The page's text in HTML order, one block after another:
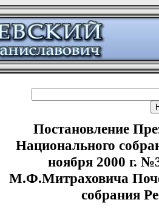
Постановление
Национального
ноября 2000 г.
М.Ф.Митраховича
собрания